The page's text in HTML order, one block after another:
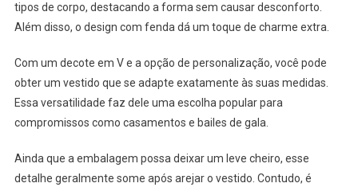
tipos de corpo, destacando a forma sem causar desconforto.
Além disso, o design com fenda dá um toque de charme extra.
Com um decote em V e a opção de personalização, você pode
obter um vestido que se adapte exatamente às suas medidas.
Essa versatilidade faz dele uma escolha popular para
compromissos como casamentos e bailes de gala.
Ainda que a embalagem possa deixar um leve cheiro, esse
detalhe geralmente some após arejar o vestido. Contudo, é